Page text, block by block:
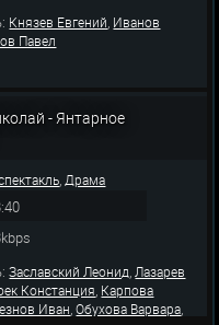
Князев Евгений, Иванов
Павел
- Янтарное
,Драма
Заславский Леонид,Лазарев
Констанция, Карпова
Иван,Обухова Варвара,